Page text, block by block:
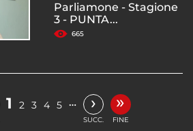
Parliamone - Stagione
3 - PUNTA...
665
1 2 3 4 5 … ›
SUCC.
»
FINE